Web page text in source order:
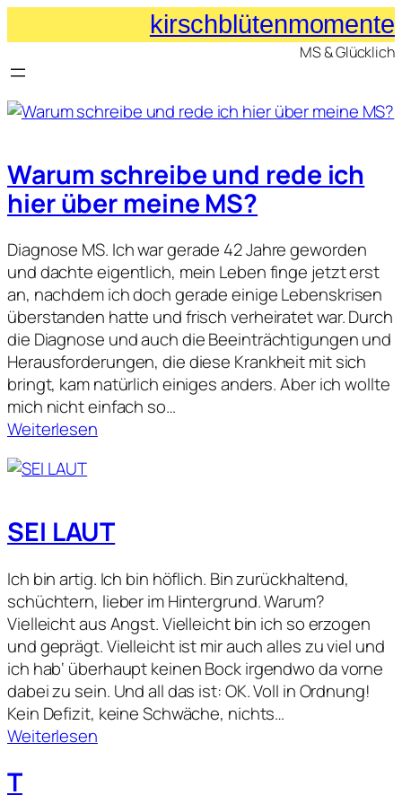
kirschblütenmomente
MS & Glücklich
Warum schreibe und rede ich
hier über meine MS?
Diagnose MS. Ich war gerade 42 Jahre geworden
und dachte eigentlich, mein Leben finge jetzt erst
an, nachdem ich doch gerade einige Lebenskrisen
überstanden hatte und frisch verheiratet war. Durch
die Diagnose und auch die Beeinträchtigungen und
Herausforderungen, die diese Krankheit mit sich
bringt, kam natürlich einiges anders. Aber ich wollte
mich nicht einfach so…
Weiterlesen:
u
m
c
h
r
e
i
b
e
u
SEI LAUT
Ich bin artig. Ich bin höflich. Bin zurückhaltend,
schüchtern, lieber im Hintergrund. Warum?
Vielleicht aus Angst. Vielleicht bin ich so erzogen
und geprägt. Vielleicht ist mir auch alles zu viel und
ich hab‘ überhaupt keinen Bock irgendwo da vorne
dabei zu sein. Und all das ist: OK. Voll in Ordnung!
Kein Defizit, keine Schwäche, nichts…
Weiterlesen:
T